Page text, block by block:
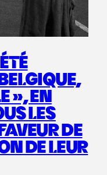
», EN
LES
DE
DE LEUR